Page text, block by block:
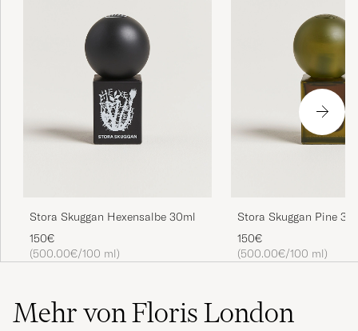
Stora Skuggan Hexensalbe 30ml
150€
(500.00€/100 ml)
Stora Skuggan Pine
150€
(500.00€/100 ml)
Mehr von Floris London